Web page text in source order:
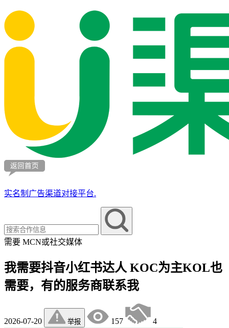
实名制广告渠道对接平台.
需要 MCN或社交媒体
我需要抖音小红书达人 KOC为主KOL也
需要，有的服务商联系我
2026-07-20 举报 157 4